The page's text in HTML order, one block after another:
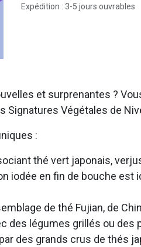
Expédition : 3-5 jours ouvrables
et surprenantes ?
Signatures Végétales de
:
thé vert japonais,
iodée en fin de bouche est
de thé Fujian, de
des légumes grillés ou des
des grands crus de thés